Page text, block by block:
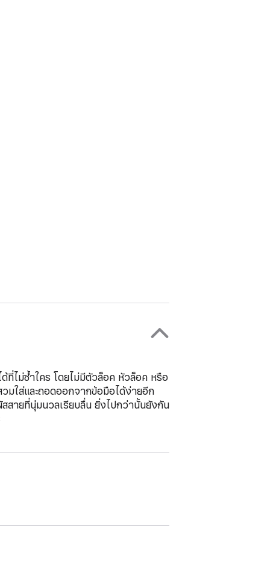
ที่ไม่ซ้ำใคร โดยไม่มีตัวล็อค หัวล็อค หรือ
มใส่และถอดออกจากข้อมือได้ง่ายอีก
สายที่นุ่มนวลเรียบลื่น ยิ่งไปกว่านั้นยังกัน